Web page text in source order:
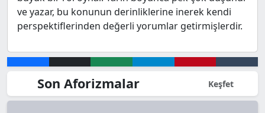
ve yazar, bu konunun derinliklerine inerek kendi
perspektiflerinden değerli yorumlar getirmişlerdir.
Son Aforizmalar Keşfet